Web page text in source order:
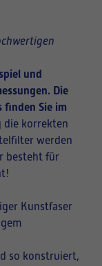
und
Die
finden Sie im
die korrekten
werden
besteht für
Kunstfaser
so konstruiert,